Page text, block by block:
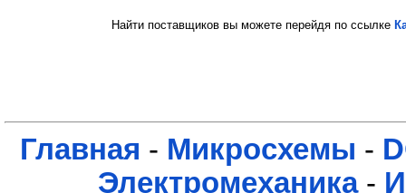
Найти поставщиков вы можете перейдя по ссылке
Главная - Микросхемы -
Электромеханика-